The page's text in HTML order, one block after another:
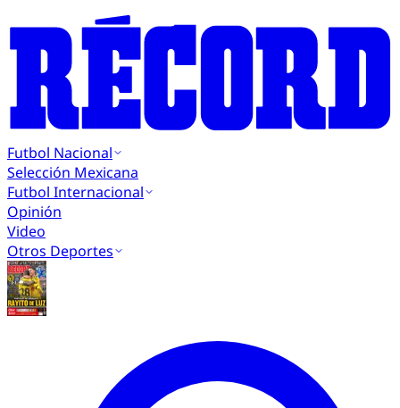
Futbol Nacional
Selección Mexicana
Futbol Internacional
Opinión
Video
Otros Deportes